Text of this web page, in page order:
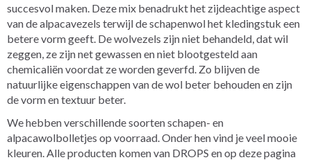
succesvol maken. Deze mix benadrukt het zijdeachtige aspect
van de alpacavezels terwijl de schapenwol het kledingstuk een
betere vorm geeft. De wolvezels zijn niet behandeld, dat wil
zeggen, ze zijn net gewassen en niet blootgesteld aan
chemicaliën voordat ze worden geverfd. Zo blijven de
natuurlijke eigenschappen van de wol beter behouden en zijn
de vorm en textuur beter.
We hebben verschillende soorten schapen- en
alpacawolbolletjes op voorraad. Onder hen vind je veel mooie
kleuren. Alle producten komen van DROPS en op deze pagina